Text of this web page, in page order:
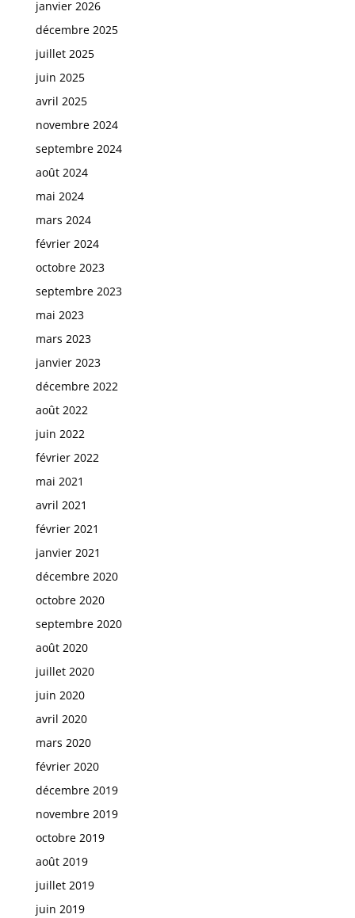
janvier 2026
décembre 2025
juillet 2025
juin 2025
avril 2025
novembre 2024
septembre 2024
août 2024
mai 2024
mars 2024
février 2024
octobre 2023
septembre 2023
mai 2023
mars 2023
janvier 2023
décembre 2022
août 2022
juin 2022
février 2022
mai 2021
avril 2021
février 2021
janvier 2021
décembre 2020
octobre 2020
septembre 2020
août 2020
juillet 2020
juin 2020
avril 2020
mars 2020
février 2020
décembre 2019
novembre 2019
octobre 2019
août 2019
juillet 2019
juin 2019